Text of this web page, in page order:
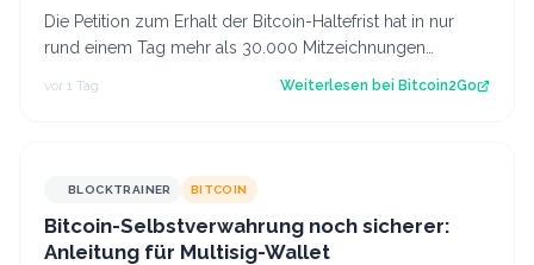
Die Petition zum Erhalt der Bitcoin-Haltefrist hat in nur
rund einem Tag mehr als 30.000 Mitzeichnungen
vor 1 Tag Weiterlesen bei Bitcoin2Go
BLOCKTRAINER BITCOIN
Bitcoin-Selbstverwahrung noch sicherer:
Anleitung für Multisig-Wallet